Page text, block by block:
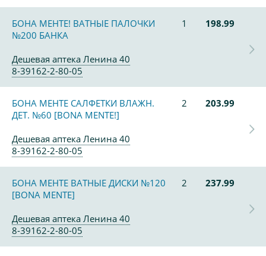
БОНА МЕНТЕ! ВАТНЫЕ ПАЛОЧКИ
№200 БАНКА
1 198.99
Дешевая аптека Ленина 40
8-39162-2-80-05
БОНА МЕНТЕ САЛФЕТКИ ВЛАЖН.
ДЕТ. №60 [BONA MENTE!]
2 203.99
Дешевая аптека Ленина 40
8-39162-2-80-05
БОНА МЕНТЕ ВАТНЫЕ ДИСКИ №120
[BONA MENTE]
2 237.99
Дешевая аптека Ленина 40
8-39162-2-80-05